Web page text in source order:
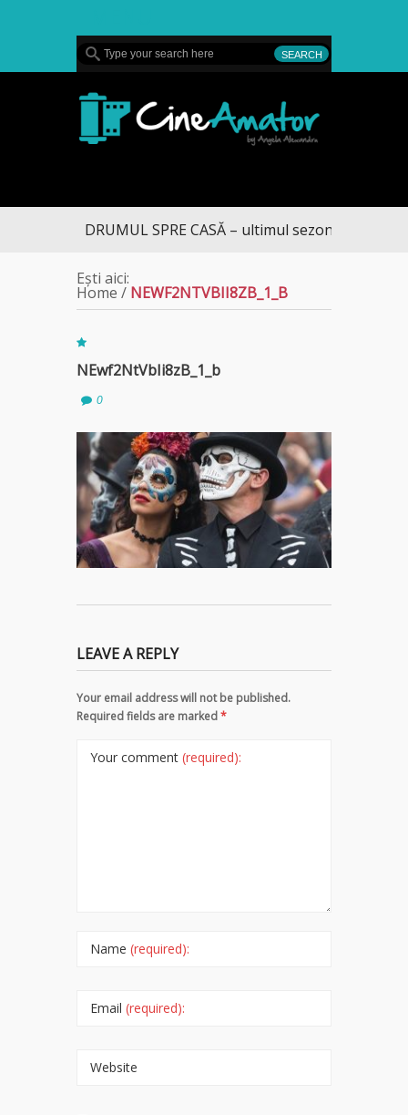
DRUMUL SPRE CASĂ – ultimul sezon te aduce la
Ești aici:
Home / NEWF2NTVBII8ZB_1_B
NEwf2NtVbIi8zB_1_b
0
LEAVE A REPLY
Your email address will not be published.
Required fields are marked*
Your comment (required):
Name (required):
Email (required):
Website